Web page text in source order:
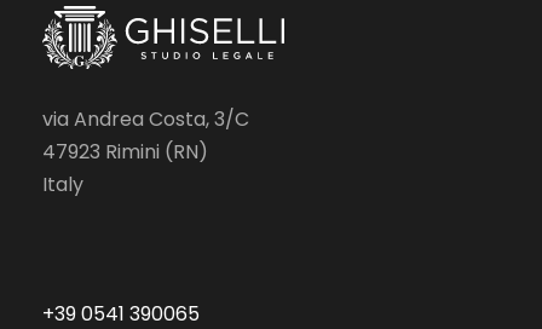
via Andrea Costa, 3/C
47923 Rimini (RN)
Italy
+39 0541 390065